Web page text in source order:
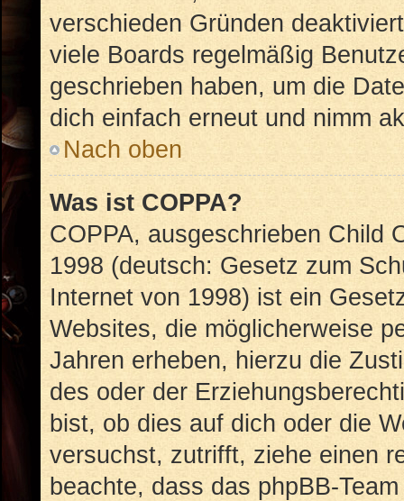
verschieden Gründen
viele Boards regelmäßig
geschrieben haben, um die
dich einfach erneut und nimm
Nach oben
Was ist COPPA?
COPPA, ausgeschrieben Child
1998 (deutsch: Gesetz zum
Internet von 1998) ist ein
Websites, die möglicherweise
Jahren erheben, hierzu die
des oder der
bist, ob dies auf dich oder die
versuchst, zutrifft, ziehe einen
beachte, dass das phpBB-